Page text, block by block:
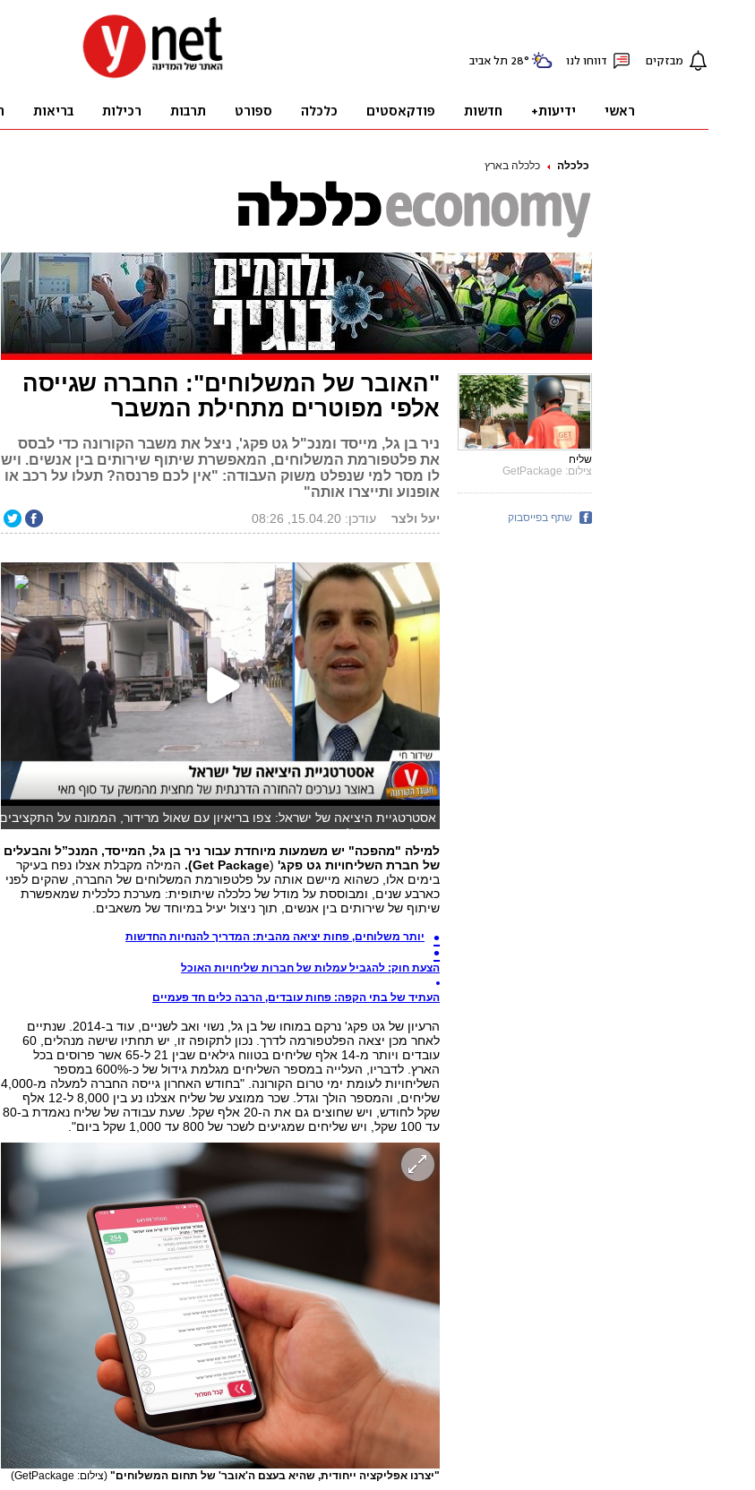
כלכלה כלכלה בארץ
"האובר של המשלוחים": החברה שגייסה
אלפי מפוטרים מתחילת המשבר
ניר בן גל, מייסד ומנכ"ל גט פקג', ניצל את משבר הקורונה כדי לבסס
את פלטפורמת המשלוחים, המאפשרת שיתוף שירותים בין אנשים. ויש
לו מסר למי שנפלט משוק העבודה: "אין לכם פרנסה? תעלו על רכב או
אופנוע ותייצרו אותה"
יעל ולצר עודכן: 15.04.20, 08:26
אסטרטגיית היציאה של ישראל: צפו בריאיון עם שאול מרידור, הממונה על התקציבים
באולפן ynet (צילום: משי בן עמי, ירון ברנר)
למילה "מהפכה" יש משמעות מיוחדת עבור ניר בן גל, המייסד, המנכ”ל והבעלים
של חברת השליחויות גט פקג'(
Get Package).
המילה מקבלת אצלו נפח בעיקר
בימים אלו, כשהוא מיישם אותה על פלטפורמת המשלוחים של החברה, שהקים לפני
כארבע שנים, ומבוססת על מודל של כלכלה שיתופית: מערכת כלכלית שמאפשרת
שיתוף של שירותים בין אנשים, תוך ניצול יעיל במיוחד של משאבים.
יותר משלוחים, פחות יציאה מהבית: המדריך להנחיות החדשות
הצעת חוק: להגביל עמלות של חברות שליחויות האוכל
העתיד של בתי הקפה: פחות עובדים, הרבה כלים חד פעמיים
הרעיון של גט פקג' נרקם במוחו של בן גל, נשוי ואב לשניים, עוד ב-2014. שנתיים
לאחר מכן יצאה הפלטפורמה לדרך. נכון לתקופה זו, יש תחתיו שישה מנהלים, 60
עובדים ויותר מ-14 אלף שליחים בטווח גילאים שבין 21 ל-65 אשר פרוסים בכל
הארץ. לדבריו, העלייה במספר השליחים מגלמת גידול של כ-600% במספר
השליחויות לעומת ימי טרום הקורונה. "בחודש האחרון גייסה החברה למעלה מ-4,000
שליחים, והמספר הולך וגדל. שכר ממוצע של שליח אצלנו נע בין 8,000 ל-12 אלף
שקל לחודש, ויש שחוצים גם את ה-20 אלף שקל. שעת עבודה של שליח נאמדת ב-80
עד 100 שקל, ויש שליחים שמגיעים לשכר של 800 עד 1,000 שקל ביום".
"יצרנו אפליקציה ייחודית, שהיא בעצם ה'אובר' של תחום המשלוחים" (צילום: GetPackage)
שליח
צילום: GetPackage
שתף בפייסבוק